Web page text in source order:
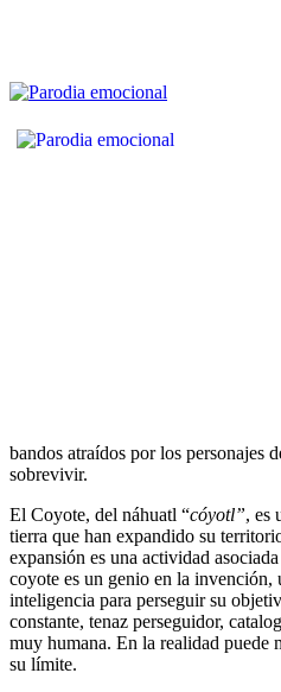
bandos atraídos por los personajes
sobrevivir.
El Coyote, del náhuatl “cóyotl”, es
tierra que han expandido su
expansión es una actividad
coyote es un genio en la
inteligencia para perseguir su
constante, tenaz perseguidor,
muy humana. En la realidad puede
su límite.